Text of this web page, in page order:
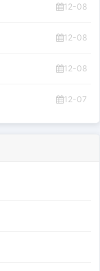
12-08
12-08
12-08
12-07